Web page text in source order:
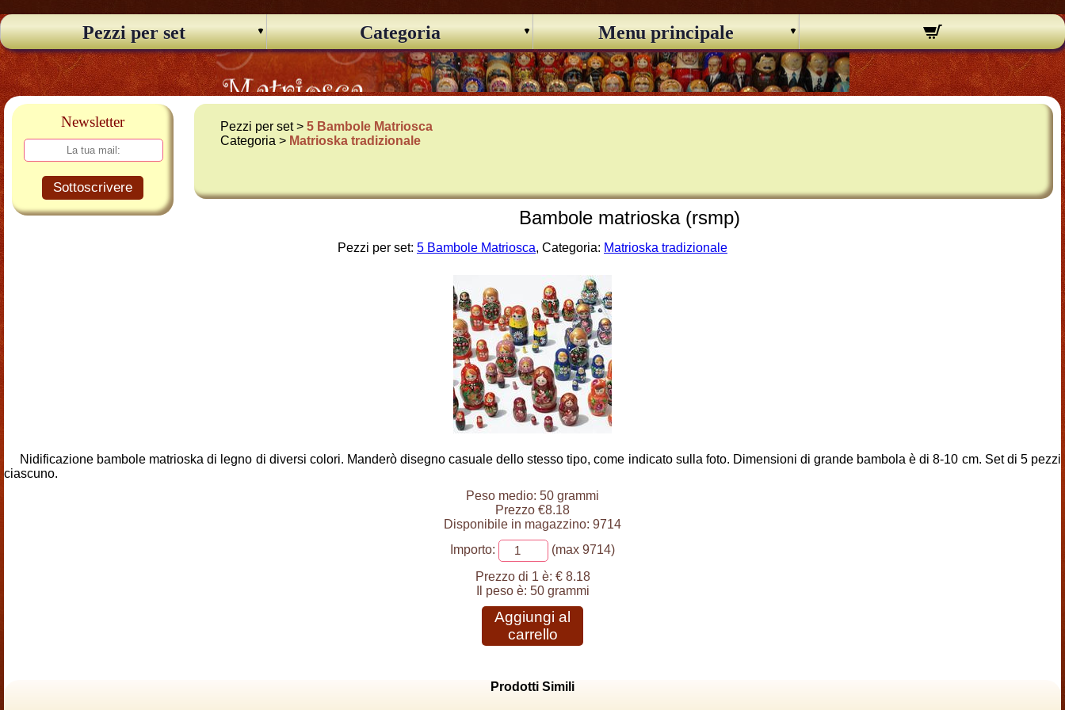
Pezzi per set Categoria Menu principale
Newsletter
Sottoscrivere
Pezzi per set >5 Bambole Matriosca
Categoria > Matrioska tradizionale
Bambole matrioska (rsmp)
Pezzi per set: 5 Bambole Matriosca, Categoria: Matrioska tradizionale
Nidificazione bambole matrioska di legno di diversi colori. Manderò disegno casuale dello stesso tipo, come indicato sulla foto. Dimensioni di grande bambola è di 8-10 cm. Set di 5 pezzi
ciascuno.
Peso medio: 50 grammi
Prezzo €8.18
Disponibile in magazzino: 9714
Importo:
(max 9714)
Prezzo di 1 è: € 8.18
Il peso è: 50 grammi
Aggiungi al
carrello
Prodotti Simili